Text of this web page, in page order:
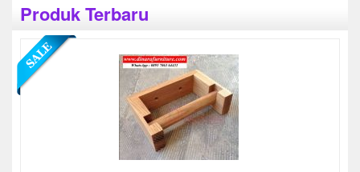
Produk Terbaru